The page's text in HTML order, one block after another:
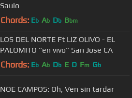
Saulo
Chords: Eb Ab Db Bbm
LOS DEL NORTE Ft LIZ OLIVO - EL
PALOMITO "en vivo" San Jose CA
Chords: Eb Ab Db E D Fm Gb
NOE CAMPOS: Oh, Ven sin tardar